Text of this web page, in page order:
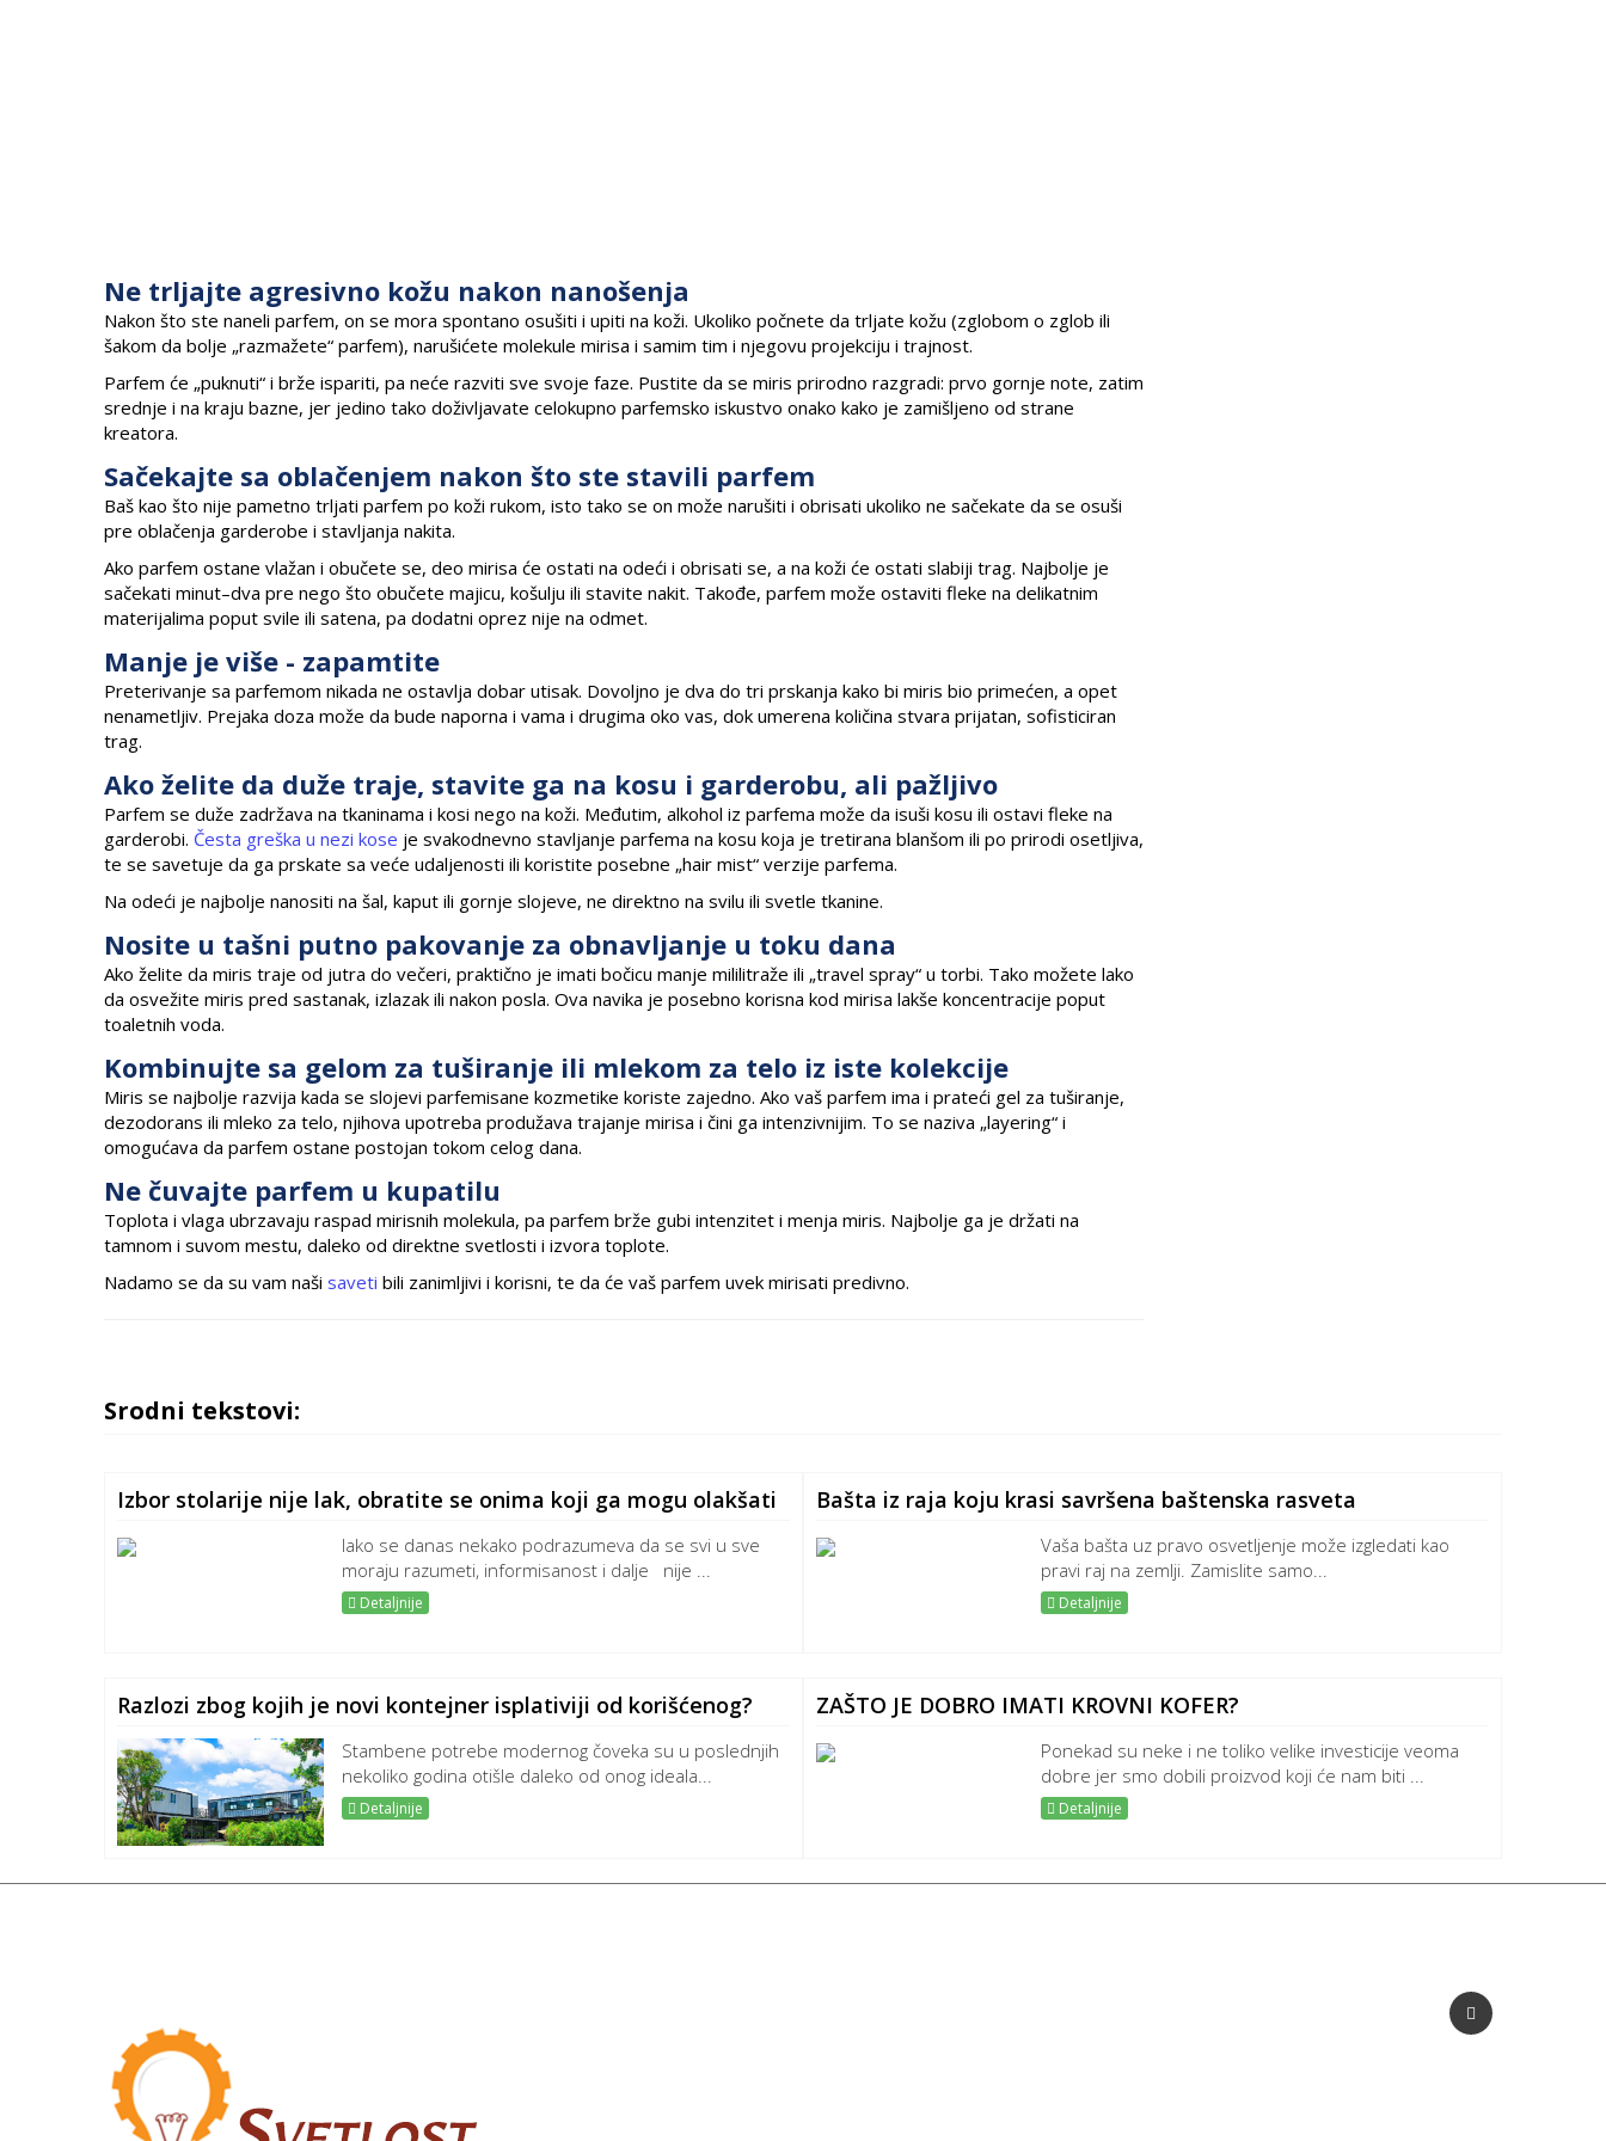
Ne trljajte agresivno kožu nakon nanošenja
Nakon što ste naneli parfem, on se mora spontano osušiti i upiti na koži. Ukoliko počnete da trljate kožu (zglobom o zglob ili
šakom da bolje „razmažete“ parfem), narušićete molekule mirisa i samim tim i njegovu projekciju i trajnost.
Parfem će „puknuti“ i brže ispariti, pa neće razviti sve svoje faze. Pustite da se miris prirodno razgradi: prvo gornje note, zatim
srednje i na kraju bazne, jer jedino tako doživljavate celokupno parfemsko iskustvo onako kako je zamišljeno od strane
kreatora.
Sačekajte sa oblačenjem nakon što ste stavili parfem
Baš kao što nije pametno trljati parfem po koži rukom, isto tako se on može narušiti i obrisati ukoliko ne sačekate da se osuši
pre oblačenja garderobe i stavljanja nakita.
Ako parfem ostane vlažan i obučete se, deo mirisa će ostati na odeći i obrisati se, a na koži će ostati slabiji trag. Najbolje je
sačekati minut–dva pre nego što obučete majicu, košulju ili stavite nakit. Takođe, parfem može ostaviti fleke na delikatnim
materijalima poput svile ili satena, pa dodatni oprez nije na odmet.
Manje je više - zapamtite
Preterivanje sa parfemom nikada ne ostavlja dobar utisak. Dovoljno je dva do tri prskanja kako bi miris bio primećen, a opet
nenametljiv. Prejaka doza može da bude naporna i vama i drugima oko vas, dok umerena količina stvara prijatan, sofisticiran
trag.
Ako želite da duže traje, stavite ga na kosu i garderobu, ali pažljivo
Parfem se duže zadržava na tkaninama i kosi nego na koži. Međutim, alkohol iz parfema može da isuši kosu ili ostavi fleke na
garderobi. Česta greška u nezi kose je svakodnevno stavljanje parfema na kosu koja je tretirana blanšom ili po prirodi osetljiva,
te se savetuje da ga prskate sa veće udaljenosti ili koristite posebne „hair mist“ verzije parfema.
Na odeći je najbolje nanositi na šal, kaput ili gornje slojeve, ne direktno na svilu ili svetle tkanine.
Nosite u tašni putno pakovanje za obnavljanje u toku dana
Ako želite da miris traje od jutra do večeri, praktično je imati bočicu manje mililitraže ili „travel spray“ u torbi. Tako možete lako
da osvežite miris pred sastanak, izlazak ili nakon posla. Ova navika je posebno korisna kod mirisa lakše koncentracije poput
toaletnih voda.
Kombinujte sa gelom za tuširanje ili mlekom za telo iz iste kolekcije
Miris se najbolje razvija kada se slojevi parfemisane kozmetike koriste zajedno. Ako vaš parfem ima i prateći gel za tuširanje,
dezodorans ili mleko za telo, njihova upotreba produžava trajanje mirisa i čini ga intenzivnijim. To se naziva „layering“ i
omogućava da parfem ostane postojan tokom celog dana.
Ne čuvajte parfem u kupatilu
Toplota i vlaga ubrzavaju raspad mirisnih molekula, pa parfem brže gubi intenzitet i menja miris. Najbolje ga je držati na
tamnom i suvom mestu, daleko od direktne svetlosti i izvora toplote.
Nadamo se da su vam naši saveti bili zanimljivi i korisni, te da će vaš parfem uvek mirisati predivno.
Srodni tekstovi:
Izbor stolarije nije lak, obratite se onima koji ga mogu olakšati
Iako se danas nekako podrazumeva da se svi u sve
moraju razumeti, informisanost i dalje nije ...
Detaljnije
Bašta iz raja koju krasi savršena baštenska rasveta
Vaša bašta uz pravo osvetljenje može izgledati kao
pravi raj na zemlji. Zamislite samo...
Detaljnije
Razlozi zbog kojih je novi kontejner isplativiji od korišćenog?
Stambene potrebe modernog čoveka su u poslednjih
nekoliko godina otišle daleko od onog ideala...
Detaljnije
ZAŠTO JE DOBRO IMATI KROVNI KOFER?
Ponekad su neke i ne toliko velike investicije veoma
dobre jer smo dobili proizvod koji će nam biti ...
Detaljnije